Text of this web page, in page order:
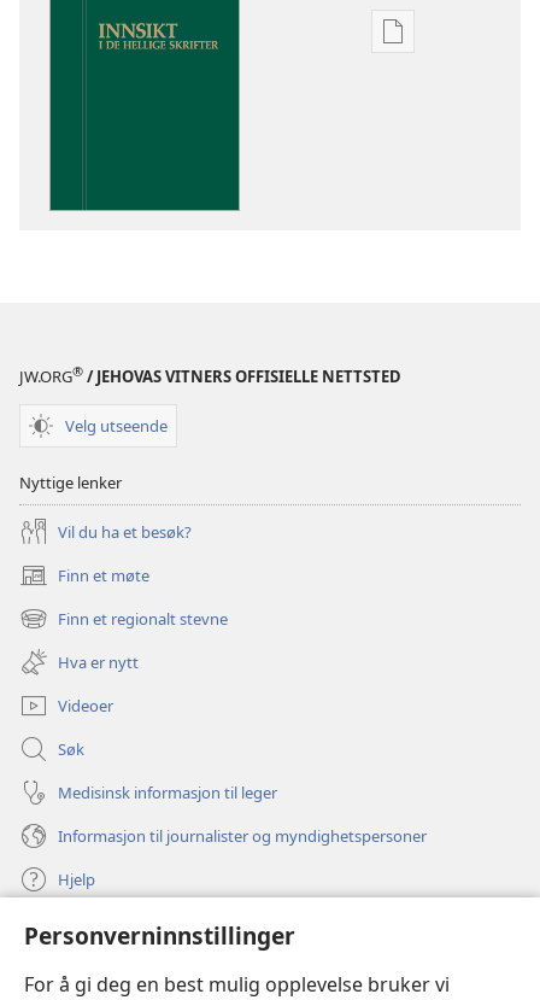
Personverninnstillinger
For å gi deg en best mulig opplevelse bruker vi
JW.ORG® / JEHOVAS VITNERS OFFISIELLE NETTSTED
Velg utseende
Nyttige lenker
Vil du ha et besøk?
Finn et møte
(åpner
nytt
vindu)
Finn et regionalt stevne
(åpner
nytt
vindu)
Hva er nytt
Videoer
Søk
Medisinsk informasjon til leger
Informasjon til journalister og myndighetspersoner
Hjelp
Bidrag
(åpner
nytt